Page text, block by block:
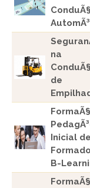
na
de
Inicial de
B-